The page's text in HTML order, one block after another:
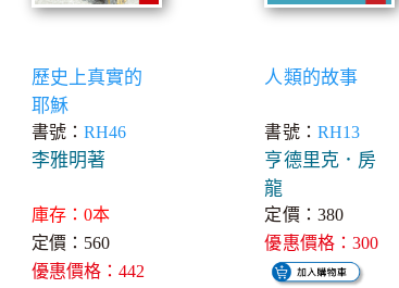
歷史上真實的
耶穌
書號： RH46
李雅明著
庫存：0本
定價：560
優惠價格：442
人類的故事
書號： RH13
亨德里克．房
龍
定價：380
優惠價格：300